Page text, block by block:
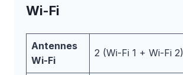
Wi-Fi
Antennes
Wi-Fi
2 (Wi-Fi 1 + Wi-Fi 2)